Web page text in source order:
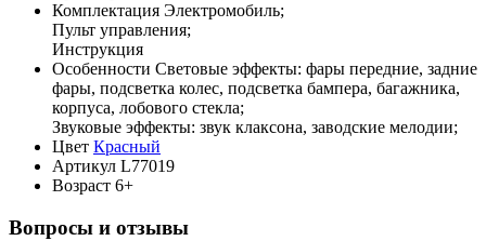
Комплектация Электромобиль;
Пульт управления;
Инструкция
Особенности Световые эффекты: фары передние, задние
фары, подсветка колес, подсветка бампера, багажника,
корпуса, лобового стекла;
Звуковые эффекты: звук клаксона, заводские мелодии;
Цвет Красный
Артикул L77019
Возраст 6+
Вопросы и отзывы